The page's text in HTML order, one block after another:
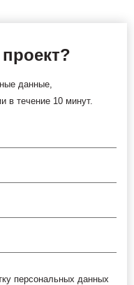
данные,
в течение 10 минут.
персональных данных